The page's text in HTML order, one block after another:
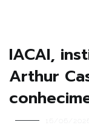
IACAI,
Arthur
16/06/2026